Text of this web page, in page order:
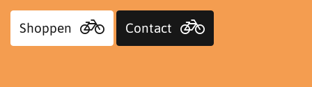
Shoppen Contact